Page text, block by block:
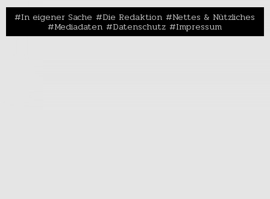
In eigener Sache Die Redaktion Nettes & Nützliches
Mediadaten Datenschutz Impressum